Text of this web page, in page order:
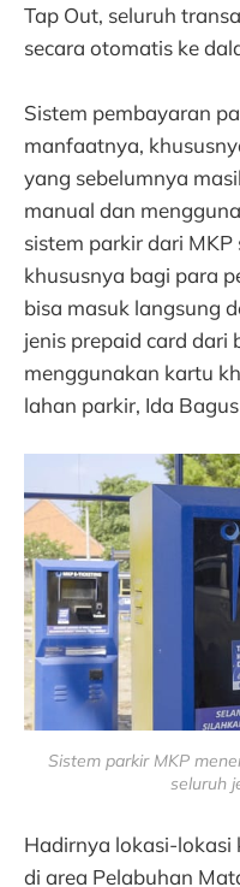
Tap Out, seluruh
secara otomatis ke
Sistem pembayaran
manfaatnya,
yang sebelumnya
manual dan
sistem parkir dari
khususnya bagi para
bisa masuk langsung
jenis prepaid card
menggunakan kartu
lahan parkir, Ida
Sistem parkir MKP
seluruh
Hadirnya lokasi-lokasi
di area Pelabuhan